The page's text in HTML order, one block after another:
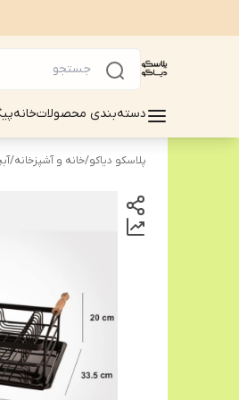
دسته‌بندی محصولاتخانه
پلاسکو دیاکو/خانه و آشپزخانه/